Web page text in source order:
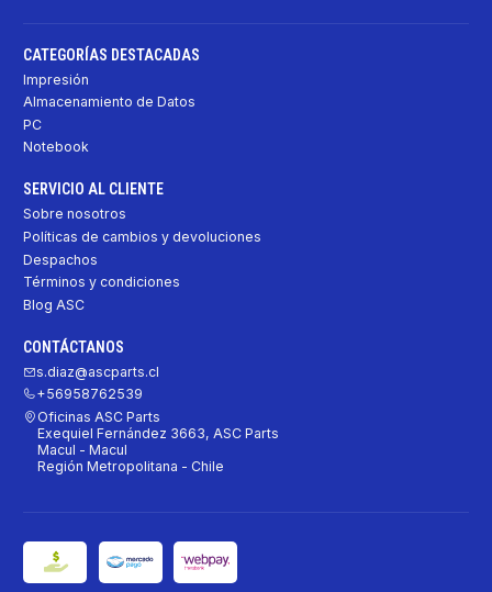
CATEGORÍAS DESTACADAS
Impresión
Almacenamiento de Datos
PC
Notebook
SERVICIO AL CLIENTE
Sobre nosotros
Políticas de cambios y devoluciones
Despachos
Términos y condiciones
Blog ASC
CONTÁCTANOS
s.diaz@ascparts.cl
+56958762539
Oficinas ASC Parts
Exequiel Fernández 3663, ASC Parts
Macul - Macul
Región Metropolitana - Chile